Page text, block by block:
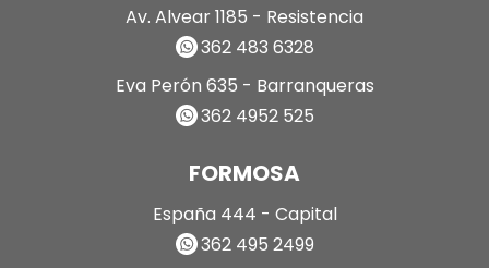
Av. Alvear 1185 - Resistencia
362 483 6328
Eva Perón 635 - Barranqueras
362 4952 525
FORMOSA
España 444 - Capital
362 495 2499